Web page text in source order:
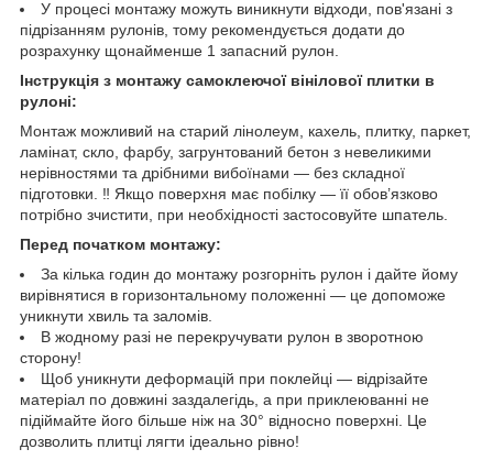
У процесі монтажу можуть виникнути відходи, пов'язані з
підрізанням рулонів, тому рекомендується додати до
розрахунку щонайменше 1 запасний рулон.
Інструкція з монтажу самоклеючої вінілової плитки в
рулоні:
Монтаж можливий на старий лінолеум, кахель, плитку, паркет,
ламінат, скло, фарбу, загрунтований бетон з невеликими
нерівностями та дрібними вибоїнами — без складної
підготовки. ‼️ Якщо поверхня має побілку — її обов’язково
потрібно зчистити, при необхідності застосовуйте шпатель.
Перед початком монтажу:
За кілька годин до монтажу розгорніть рулон і дайте йому
вирівнятися в горизонтальному положенні — це допоможе
уникнути хвиль та заломів.
В жодному разі не перекручувати рулон в зворотною
сторону!
Щоб уникнути деформацій при поклейці — відрізайте
матеріал по довжині заздалегідь, а при приклеюванні не
підіймайте його більше ніж на 30° відносно поверхні. Це
дозволить плитці лягти ідеально рівно!